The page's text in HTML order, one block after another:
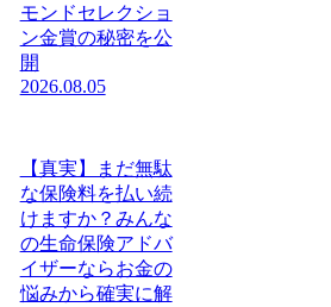
モンドセレクショ
ン金賞の秘密を公
開
2026.08.05
【真実】まだ無駄
な保険料を払い続
けますか？みんな
の生命保険アドバ
イザーならお金の
悩みから確実に解